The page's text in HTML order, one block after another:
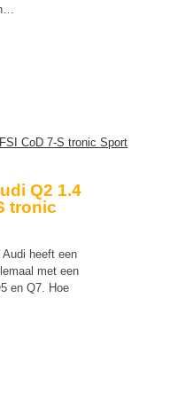
Q2 1.4
tronic
heeft een
met een
en Q7. Hoe